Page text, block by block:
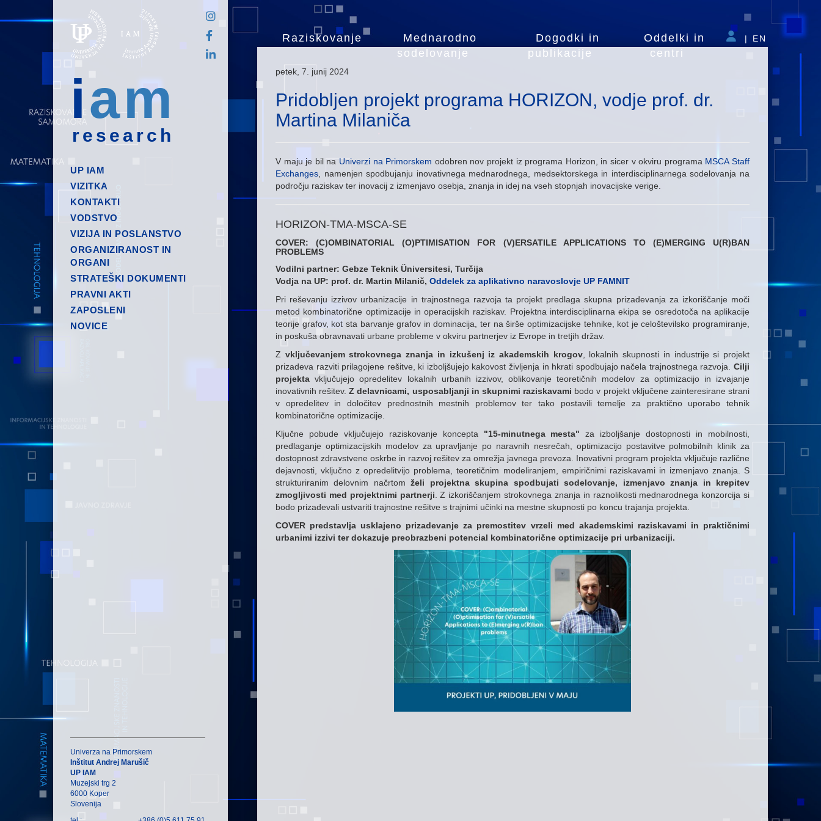
iam
research
Raziskovanje
Mednarodno
sodelovanje
Dogodki in
publikacije
Oddelki in
centri
| EN
UP IAM
VIZITKA
KONTAKTI
VODSTVO
VIZIJA IN POSLANSTVO
ORGANIZIRANOST IN
ORGANI
STRATEŠKI DOKUMENTI
PRAVNI AKTI
ZAPOSLENI
NOVICE
petek, 7. junij 2024
Pridobljen projekt programa HORIZON, vodje prof. dr.
Martina Milaniča
V maju je bil na Univerzi na Primorskem odobren nov projekt iz programa Horizon, in sicer v okviru programa MSCA Staff
Exchanges , namenjen spodbujanju inovativnega mednarodnega, medsektorskega in interdisciplinarnega sodelovanja na
področju raziskav ter inovacij z izmenjavo osebja, znanja in idej na vseh stopnjah inovacijske verige.
HORIZON-TMA-MSCA-SE
COVER: (C)OMBINATORIAL (O)PTIMISATION FOR (V)ERSATILE APPLICATIONS TO (E)MERGING U(R)BAN
PROBLEMS
Vodilni partner: Gebze Teknik Üniversitesi, Turčija
Vodja na UP: prof. dr. Martin Milanič, Oddelek za aplikativno naravoslovje UP FAMNIT
Pri reševanju izzivov urbanizacije in trajnostnega razvoja ta projekt predlaga skupna prizadevanja za izkoriščanje moči
metod kombinatorične optimizacije in operacijskih raziskav. Projektna interdisciplinarna ekipa se osredotoča na aplikacije
teorije grafov, kot sta barvanje grafov in dominacija, ter na širše optimizacijske tehnike, kot je celoštevilsko programiranje,
in poskuša obravnavati urbane probleme v okviru partnerjev iz Evrope in tretjih držav.
Z vključevanjem strokovnega znanja in izkušenj iz akademskih krogov, lokalnih skupnosti in industrije si projekt
prizadeva razviti prilagojene rešitve, ki izboljšujejo kakovost življenja in hkrati spodbujajo načela trajnostnega razvoja. Cilji
projekta vključujejo opredelitev lokalnih urbanih izzivov, oblikovanje teoretičnih modelov za optimizacijo in izvajanje
inovativnih rešitev.Z delavnicami, usposabljanji in skupnimi raziskavami bodo v projekt vključene zainteresirane strani
v opredelitev in določitev prednostnih mestnih problemov ter tako postavili temelje za praktično uporabo tehnik
kombinatorične optimizacije.
Ključne pobude vključujejo raziskovanje koncepta "15-minutnega mesta" za izboljšanje dostopnosti in mobilnosti,
predlaganje optimizacijskih modelov za upravljanje po naravnih nesrečah, optimizacijo postavitve polmobilnih klinik za
dostopnost zdravstvene oskrbe in razvoj rešitev za omrežja javnega prevoza. Inovativni program projekta vključuje različne
dejavnosti, vključno z opredelitvijo problema, teoretičnim modeliranjem, empiričnimi raziskavami in izmenjavo znanja. S
strukturiranim delovnim načrtomželi projektna skupina spodbujati sodelovanje, izmenjavo znanja in krepitev
zmogljivosti med projektnimi partnerji . Z izkoriščanjem strokovnega znanja in raznolikosti mednarodnega konzorcija si
bodo prizadevali ustvariti trajnostne rešitve s trajnimi učinki na mestne skupnosti po koncu trajanja projekta.
COVER predstavlja usklajeno prizadevanje za premostitev vrzeli med akademskimi raziskavami in praktičnimi
urbanimi izzivi ter dokazuje preobrazbeni potencial kombinatorične optimizacije pri urbanizaciji.
Univerza na Primorskem
Inštitut Andrej Marušič
UP IAM
Muzejski trg 2
6000 Koper
Slovenija